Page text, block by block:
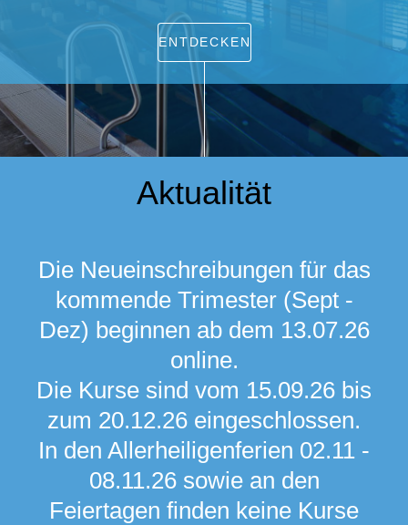
ENTDECKEN
Aktualität
Die Neueinschreibungen für das
kommende Trimester (Sept -
Dez) beginnen ab dem 13.07.26
online.
Die Kurse sind vom 15.09.26 bis
zum 20.12.26 eingeschlossen.
In den Allerheiligenferien 02.11 -
08.11.26 sowie an den
Feiertagen finden keine Kurse